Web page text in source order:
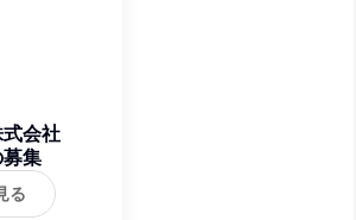
会社
集
る